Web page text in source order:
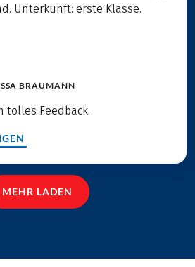
Unterkunft: erste Klasse.
BRÄUMANN
tolles Feedback.
MEHR LADEN